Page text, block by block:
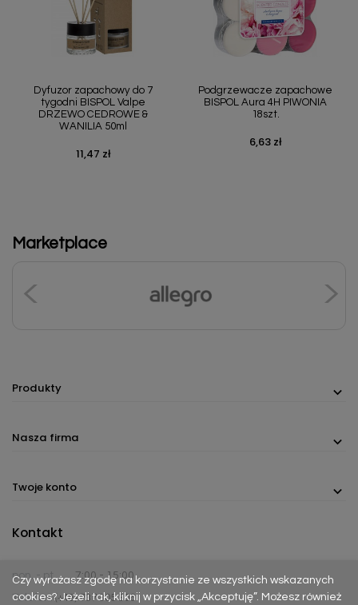
Dyfuzor zapachowy do 7
tygodni BISPOL Valpe
DRZEWO CEDROWE &
WANILIA 50ml
Cena
11,47 zł
Podgrzewacze zapachowe
BISPOL Aura 4H PIWONIA
18szt.
Cena
6,63 zł
Marketplace
Produkty
Nasza firma
Twoje konto
Czy wyrażasz zgodę na korzystanie ze wszystkich wskazanych
cookies? Jeżeli tak, kliknij w przycisk „Akceptuję”. Możesz również
Kontakt
pon. - pt.
7:00 - 15:00
Telefon:(+48) 737 305 306